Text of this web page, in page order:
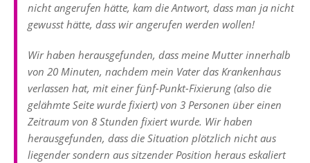
nicht angerufen hätte, kam die Antwort, dass man ja nicht
gewusst hätte, dass wir angerufen werden wollen!
Wir haben herausgefunden, dass meine Mutter innerhalb
von 20 Minuten, nachdem mein Vater das Krankenhaus
verlassen hat, mit einer fünf-Punkt-Fixierung (also die
gelähmte Seite wurde fixiert) von 3 Personen über einen
Zeitraum von 8 Stunden fixiert wurde. Wir haben
herausgefunden, dass die Situation plötzlich nicht aus
liegender sondern aus sitzender Position heraus eskaliert